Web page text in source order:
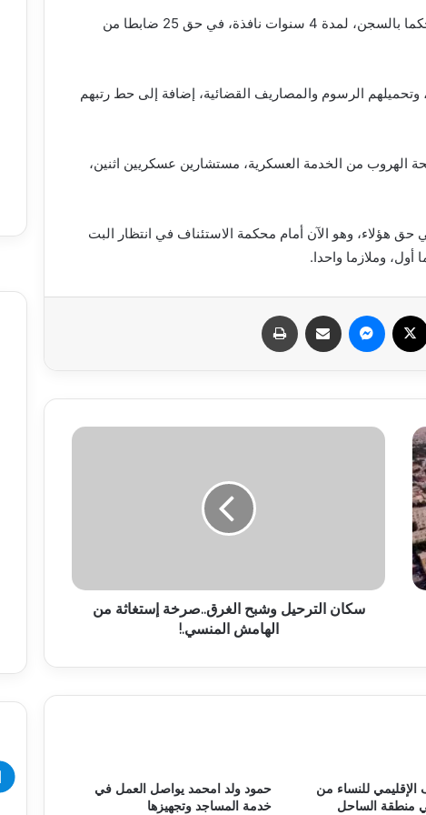
أصدرت الغرفة الجزائية في محكمة نواكشوط الغربية حكما بالسجن، لمدة 4 سنوات نافذة، في حق 25 ضابطا من
الرسوم والمصاريف القضائية، إضافة إلى حط رتبهم
الهروب من الخدمة العسكرية، مستشارين عسكريين اثنين،
هؤلاء، وهو الآن أمام محكمة الاستئناف في انتظار البت
ماسنجر مشاركة عبر البريد
سكان الترحيل وشبح الغرق..صرخة إستغاثة من
الهامش المنسي.!
الإقليمي للنساء من
منطقة الساحل
حمود ولد امحمد يواصل العمل في
خدمة المساجد وتجهيزها